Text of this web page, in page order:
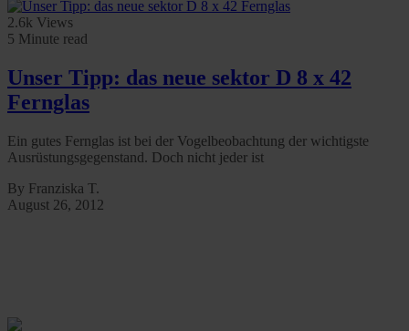
2.6k Views
5 Minute read
Unser Tipp: das neue sektor D 8 x 42
Fernglas
Ein gutes Fernglas ist bei der Vogelbeobachtung der wichtigste
Ausrüstungsgegenstand. Doch nicht jeder ist
By Franziska T.
August 26, 2012